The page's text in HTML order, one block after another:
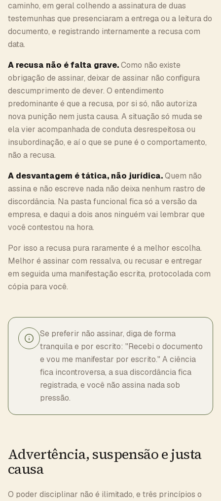
caminho, em geral colhendo a assinatura de duas
testemunhas que presenciaram a entrega ou a leitura do
documento, e registrando internamente a recusa com
data.
A recusa não é falta grave.Como não existe
obrigação de assinar, deixar de assinar não configura
descumprimento de dever. O entendimento
predominante é que a recusa, por si só, não autoriza
nova punição nem justa causa. A situação só muda se
ela vier acompanhada de conduta desrespeitosa ou
insubordinação, e aí o que se pune é o comportamento,
não a recusa.
A desvantagem é tática, não jurídica.Quem não
assina e não escreve nada não deixa nenhum rastro de
discordância. Na pasta funcional fica só a versão da
empresa, e daqui a dois anos ninguém vai lembrar que
você contestou na hora.
Por isso a recusa pura raramente é a melhor escolha.
Melhor é assinar com ressalva, ou recusar e entregar
em seguida uma manifestação escrita, protocolada com
cópia para você.
Se preferir não assinar, diga de forma
tranquila e por escrito: "Recebi o documento
e vou me manifestar por escrito." A ciência
fica incontroversa, a sua discordância fica
registrada, e você não assina nada sob
pressão.
Advertência, suspensão e justa
causa
O poder disciplinar não é ilimitado, e três princípios o